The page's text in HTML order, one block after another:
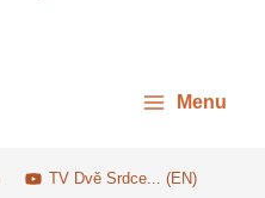
Menu
TV Dvě Srdce... (EN)